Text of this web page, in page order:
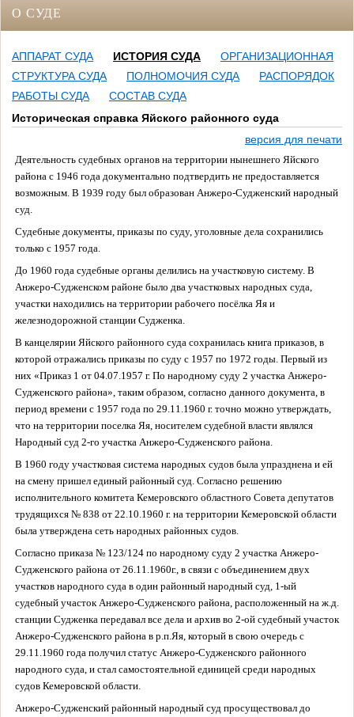
О СУДЕ
АППАРАТ СУДА ИСТОРИЯ СУДА
ОРГАНИЗАЦИОННАЯ
СТРУКТУРА СУДА
ПОЛНОМОЧИЯ СУДА
РАСПОРЯДОК
РАБОТЫ СУДА
СОСТАВ СУДА
Историческая справка Яйского районного суда
версия для печати
Деятельность судебных органов на территории нынешнего Яйского
района с 1946 года документально подтвердить не предоставляется
возможным. В 1939 году был образован Анжеро-Судженский народный
суд.
Судебные документы, приказы по суду, уголовные дела сохранились
только с 1957 года.
До 1960 года судебные органы делились на участковую систему. В
Анжеро-Судженском районе было два участковых народных суда,
участки находились на территории рабочего посёлка Яя и
железнодорожной станции Судженка.
В канцелярии Яйского районного суда сохранилась книга приказов, в
которой отражались приказы по суду с 1957 по 1972 годы. Первый из
них «Приказ 1 от 04.07.1957 г. По народному суду 2 участка Анжеро-
Судженского района», таким образом, согласно данного документа, в
период времени с 1957 года по 29.11.1960 г. точно можно утверждать,
что на территории поселка Яя, носителем судебной власти являлся
Народный суд 2-го участка Анжеро-Судженского района.
В 1960 году участковая система народных судов была упразднена и ей
на смену пришел единый районный суд. Согласно решению
исполнительного комитета Кемеровского областного Совета депутатов
трудящихся № 838 от 22.10.1960 г. на территории Кемеровской области
была утверждена сеть народных районных судов.
Согласно приказа № 123/124 по народному суду 2 участка Анжеро-
Судженского района от 26.11.1960г., в связи с объединением двух
участков народного суда в один районный народный суд, 1-ый
судебный участок Анжеро-Судженского района, расположенный на ж.д.
станции Судженка передавал все дела и архив во 2-ой судебный участок
Анжеро-Судженского района в р.п.Яя, который в свою очередь с
29.11.1960 года получил статус Анжеро-Судженского районного
народного суда, и стал самостоятельной единицей среди народных
судов Кемеровской области.
Анжеро-Судженский районный народный суд просуществовал до